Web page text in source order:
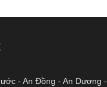
- An Đồng - An Dương -